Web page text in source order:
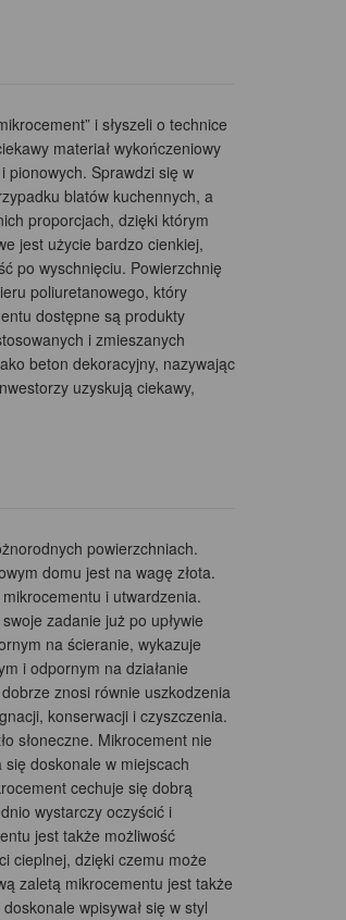
i słyszeli o technice
materiał wykończeniowy
pionowych. Sprawdzi się w
blatów kuchennych, a
proporcjach, dzięki którym
jest użycie bardzo cienkiej,
po wyschnięciu. Powierzchnię
poliuretanowego, który
dostępne są produkty
i zmieszanych
beton dekoracyjny, nazywając
uzyskują ciekawy,
powierzchniach.
domu jest na wagę złota.
i utwardzenia.
zadanie już po upływie
na ścieranie, wykazuje
i odpornym na działanie
znosi równie uszkodzenia
konserwacji i czyszczenia.
słoneczne. Mikrocement nie
doskonale w miejscach
cechuje się dobrą
wystarczy oczyścić i
jest także możliwość
cieplnej, dzięki czemu może
zaletą mikrocementu jest także
wpisywał się w styl